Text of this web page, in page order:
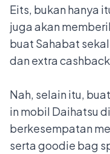
Eits, bukan hanya
juga akan
buat Sahabat
dan extra
Nah, selain itu,
in mobil Daihatsu
berkesempatan
serta goodie bag